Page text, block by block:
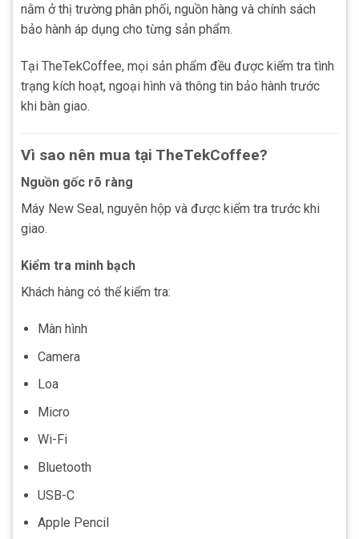
nằm ở thị trường phân phối, nguồn hàng và chính sách
bảo hành áp dụng cho từng sản phẩm.
Tại TheTekCoffee, mọi sản phẩm đều được kiểm tra tình
trạng kích hoạt, ngoại hình và thông tin bảo hành trước
khi bàn giao.
Vì sao nên mua tại TheTekCoffee?
Nguồn gốc rõ ràng
Máy New Seal, nguyên hộp và được kiểm tra trước khi
giao.
Kiểm tra minh bạch
Khách hàng có thể kiểm tra:
Màn hình
Camera
Loa
Micro
Wi-Fi
Bluetooth
USB-C
Apple Pencil